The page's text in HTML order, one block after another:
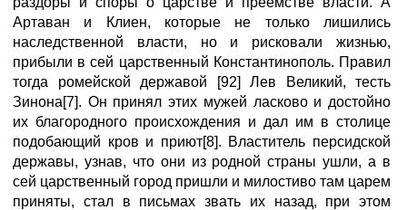
Артаван и Клиен, которые не только лишились
наследственной власти, но и рисковали жизнью,
прибыли в сей царственный Константинополь. Правил
тогда ромейской державой [92] Лев Великий, тесть
Зинона[7]. Он принял этих мужей ласково и достойно
их благородного происхождения и дал им в столице
подобающий кров и приют[8]. Властитель персидской
державы, узнав, что они из родной страны ушли, а в
сей царственный город пришли и милостиво там царем
приняты, стал в письмах звать их назад, при этом